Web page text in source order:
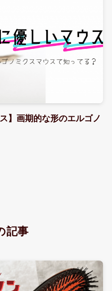
】画期的な形のエルゴノ
記事